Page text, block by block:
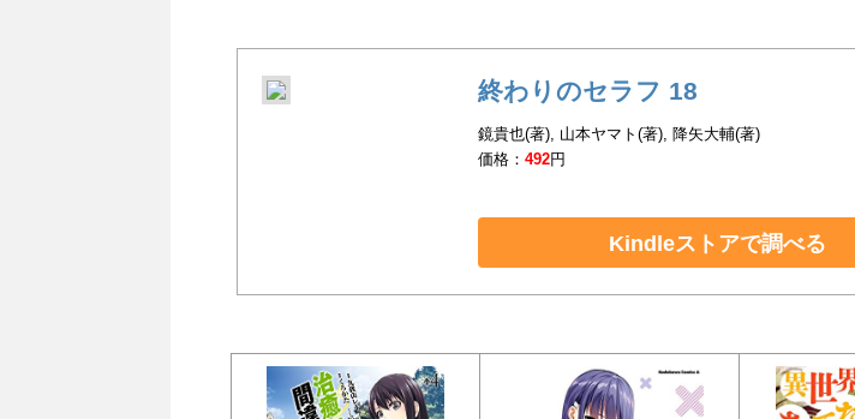
終わりのセラフ 18
鏡貴也(著), 山本ヤマト(著), 降矢大輔(著)
価格：492円
Kindleストアで調べる